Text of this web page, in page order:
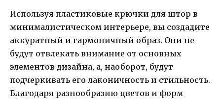
Используя пластиковые крючки для штор в
минималистическом интерьере, вы создадите
аккуратный и гармоничный образ. Они не
будут отвлекать внимание от основных
элементов дизайна, а, наоборот, будут
подчеркивать его лаконичность и стильность.
Благодаря разнообразию цветов и форм